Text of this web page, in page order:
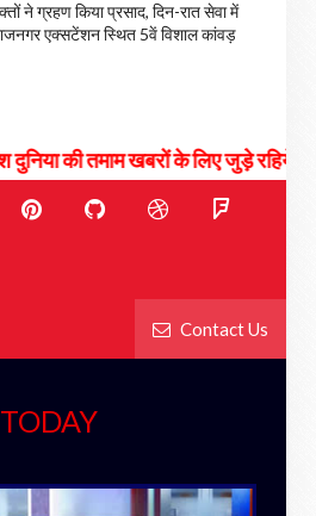
ने ग्रहण किया प्रसाद, दिन-रात सेवा में
एक्सटेंशन स्थित 5वें विशाल कांवड़
खबरों के लिए जुड़े रहिये हमसे...
Contact Us